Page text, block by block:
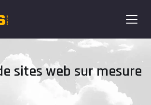
sites web sur mesure